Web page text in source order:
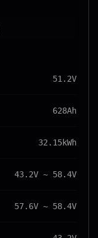
51.2V
628Ah
32.15kWh
43.2V ~ 58.4V
57.6V ~ 58.4V